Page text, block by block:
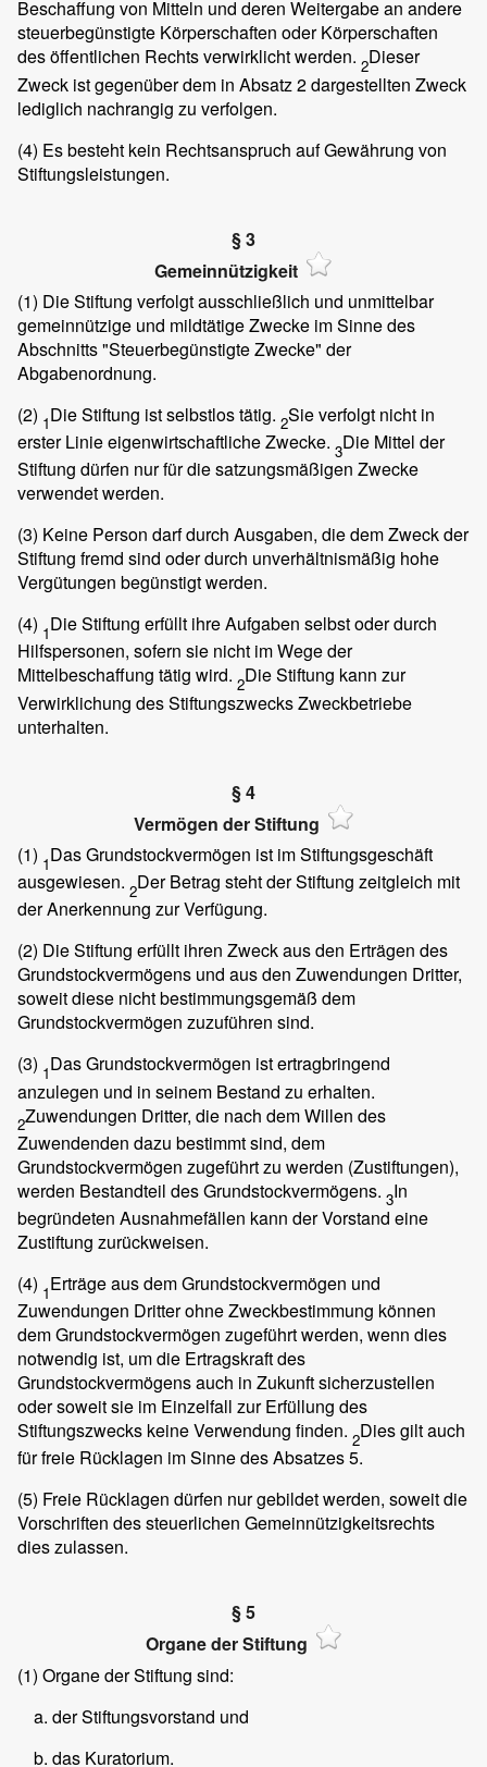
Beschaffung von Mitteln und deren Weitergabe an andere
steuerbegünstigte Körperschaften oder Körperschaften
des öffentlichen Rechts verwirklicht werden. 2Dieser
Zweck ist gegenüber dem in Absatz 2 dargestellten Zweck
lediglich nachrangig zu verfolgen.
(4) Es besteht kein Rechtsanspruch auf Gewährung von
Stiftungsleistungen.
§ 3
Gemeinnützigkeit
(1) Die Stiftung verfolgt ausschließlich und unmittelbar
gemeinnützige und mildtätige Zwecke im Sinne des
Abschnitts "Steuerbegünstigte Zwecke" der
Abgabenordnung.
(2) 1Die Stiftung ist selbstlos tätig. 2Sie verfolgt nicht in
erster Linie eigenwirtschaftliche Zwecke. 3Die Mittel der
Stiftung dürfen nur für die satzungsmäßigen Zwecke
verwendet werden.
(3) Keine Person darf durch Ausgaben, die dem Zweck der
Stiftung fremd sind oder durch unverhältnismäßig hohe
Vergütungen begünstigt werden.
(4) 1Die Stiftung erfüllt ihre Aufgaben selbst oder durch
Hilfspersonen, sofern sie nicht im Wege der
Mittelbeschaffung tätig wird. 2Die Stiftung kann zur
Verwirklichung des Stiftungszwecks Zweckbetriebe
unterhalten.
§ 4
Vermögen der Stiftung
(1) 1Das Grundstockvermögen ist im Stiftungsgeschäft
ausgewiesen. 2Der Betrag steht der Stiftung zeitgleich mit
der Anerkennung zur Verfügung.
(2) Die Stiftung erfüllt ihren Zweck aus den Erträgen des
Grundstockvermögens und aus den Zuwendungen Dritter,
soweit diese nicht bestimmungsgemäß dem
Grundstockvermögen zuzuführen sind.
(3) 1Das Grundstockvermögen ist ertragbringend
anzulegen und in seinem Bestand zu erhalten.
2Zuwendungen Dritter, die nach dem Willen des
Zuwendenden dazu bestimmt sind, dem
Grundstockvermögen zugeführt zu werden (Zustiftungen),
werden Bestandteil des Grundstockvermögens. 3In
begründeten Ausnahmefällen kann der Vorstand eine
Zustiftung zurückweisen.
(4) 1Erträge aus dem Grundstockvermögen und
Zuwendungen Dritter ohne Zweckbestimmung können
dem Grundstockvermögen zugeführt werden, wenn dies
notwendig ist, um die Ertragskraft des
Grundstockvermögens auch in Zukunft sicherzustellen
oder soweit sie im Einzelfall zur Erfüllung des
Stiftungszwecks keine Verwendung finden. 2Dies gilt auch
für freie Rücklagen im Sinne des Absatzes 5.
(5) Freie Rücklagen dürfen nur gebildet werden, soweit die
Vorschriften des steuerlichen Gemeinnützigkeitsrechts
dies zulassen.
§ 5
Organe der Stiftung
(1) Organe der Stiftung sind:
der Stiftungsvorstand und
das Kuratorium.